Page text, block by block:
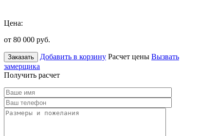
Цена:
от 80 000 руб.
Заказать Добавить в корзину Расчет цены Вызвать
замерщика
Получить расчет